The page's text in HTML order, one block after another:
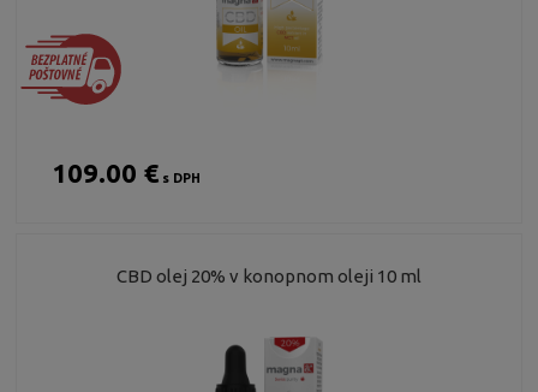
109.00 €s DPH
CBD olej 20% v konopnom oleji 10 ml